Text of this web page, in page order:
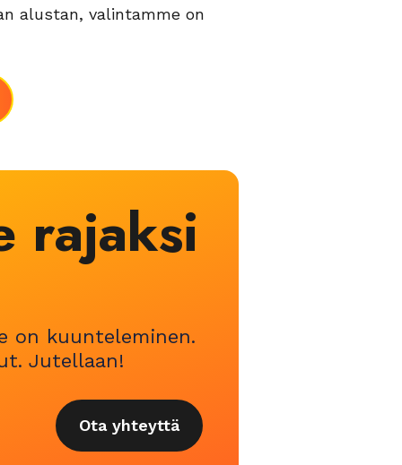
alustan, valintamme on
rajaksi
on kuunteleminen.
Jutellaan!
Ota yhteyttä